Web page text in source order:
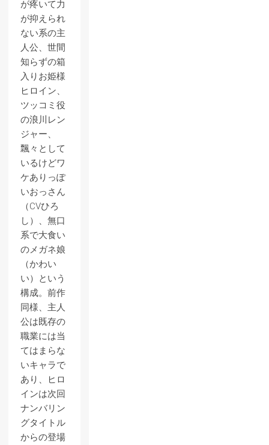
が疼いて力
が抑えられ
ない系の主
人公、世間
知らずの箱
入りお姫様
ヒロイン、
ツッコミ役
の浪川レン
ジャー、
飄々として
いるけどワ
ケありっぽ
いおっさん
（CVひろ
し）、無口
系で大食い
のメガネ娘
（かわい
い）という
構成。前作
同様、主人
公は既存の
職業には当
てはまらな
いキャラで
あり、ヒロ
インは次回
ナンバリン
グタイトル
からの登場